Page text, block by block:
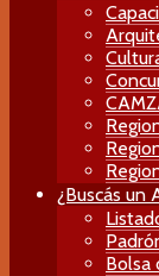
¿Buscás un
Bolsa